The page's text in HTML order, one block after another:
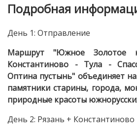
Подробная
День 1: Отправление
Маршрут "Южное Золотое
Константиново - Тула -
Оптина пустынь" объединяет
памятники старины, города,
природные красоты
День 2: Рязань + Константиново